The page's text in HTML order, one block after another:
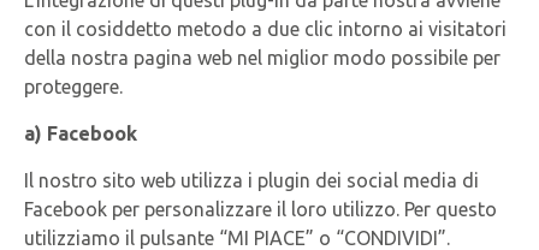
con il cosiddetto metodo a due clic intorno ai visitatori
della nostra pagina web nel miglior modo possibile per
proteggere.
a) Facebook
Il nostro sito web utilizza i plugin dei social media di
Facebook per personalizzare il loro utilizzo. Per questo
utilizziamo il pulsante “MI PIACE” o “CONDIVIDI”.